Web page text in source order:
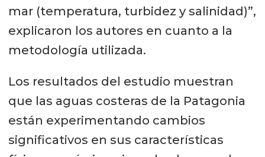
mar (temperatura, turbidez y salinidad)”,
explicaron los autores en cuanto a la
metodología utilizada.
Los resultados del estudio muestran
que las aguas costeras de la Patagonia
están experimentando cambios
significativos en sus características